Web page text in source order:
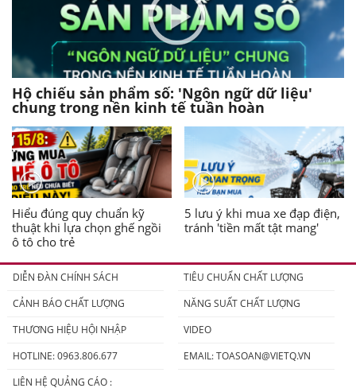
Hộ chiếu sản phẩm số: 'Ngôn ngữ dữ liệu'
chung trong nền kinh tế tuần hoàn
Hiểu đúng quy chuẩn kỹ
thuật khi lựa chọn ghế ngồi
ô tô cho trẻ
5 lưu ý khi mua xe đạp điện,
tránh 'tiền mất tật mang'
DIỄN ĐÀN CHÍNH SÁCH
TIÊU CHUẨN CHẤT LƯỢNG
CẢNH BÁO CHẤT LƯỢNG
NĂNG SUẤT CHẤT LƯỢNG
THƯƠNG HIỆU HỘI NHẬP
VIDEO
HOTLINE: 0963.806.677
EMAIL:TOASOAN@VIETQ.VN
LIÊN HỆ QUẢNG CÁO :